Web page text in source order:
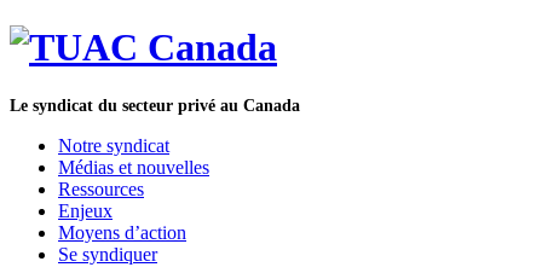
Le syndicat du secteur privé au Canada
Notre syndicat
Médias et nouvelles
Ressources
Enjeux
Moyens d’action
Se syndiquer